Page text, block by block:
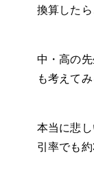
換算した
中・高の
も考えて
本当に悲
引率でも約